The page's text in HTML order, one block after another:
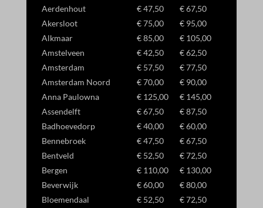
Aerdenhout
€ 47,50
€ 67,50
Akersloot
€ 75,00
€ 95,00
Alkmaar
€ 85,00
€ 105,00
Amstelveen
€ 42,50
€ 62,50
Amsterdam
€ 57,50
€ 77,50
Amsterdam Noord
€ 70,00
€ 90,00
Anna Paulowna
€ 125,00
€ 145,00
Assendelft
€ 67,50
€ 87,50
Badhoevedorp
€ 40,00
€ 60,00
Bennebroek
€ 47,50
€ 67,50
Bentveld
€ 52,50
€ 72,50
Bergen
€ 110,00
€ 130,00
Beverwijk
€ 60,00
€ 80,00
Bloemendaal
€ 52,50
€ 72,50
et-editor-available-post-*
googtrans
wordpress_logged_in_*
wordpress_test_cookie
wp-settings-*
wp-settings-time-*
Details weergeven
_gac_ua-*
uitgevers om gepersonaliseerde advertenties te tonen. Dit doen ze
door bezoekers over verschillende websites te volgen.
_gcl_au
_gcl_aw
Andere diensten
Deze categorie omvat alle cookies, domeinen en services die niet
in de andere specifieke categorieën vallen of niet duidelijk zijn
Details weergeven